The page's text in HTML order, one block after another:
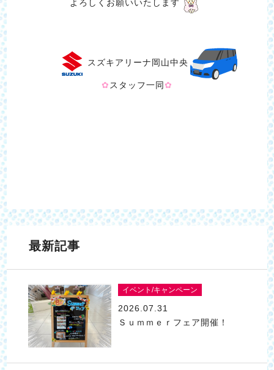
よろしくお願いいたします
スズキアリーナ岡山中央
✿ スタッフ一同 ✿
最新記事
イベント/キャンペーン
2026.07.31
Ｓｕｍｍｅｒフェア開催！